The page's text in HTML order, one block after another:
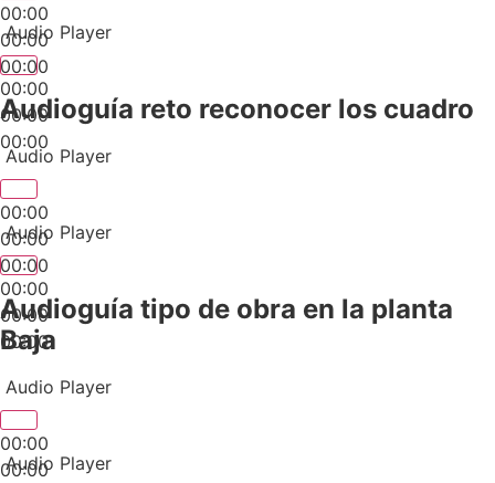
00:00
00:00
00:00
Audio Player
00:00
00:00
00:00
Audioguía reto reconocer los cuadro
Audio Player
00:00
00:00
00:00
Audio Player
00:00
00:00
00:00
Audioguía tipo de obra en la planta
Baja
Audio Player
00:00
00:00
Audio Player